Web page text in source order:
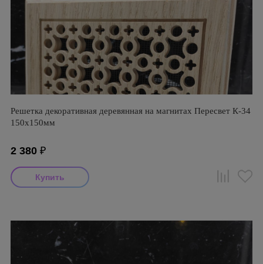
Решетка декоративная деревянная на магнитах Пересвет К-34
150х150мм
2 380 ₽